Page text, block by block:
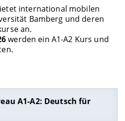
international mobilen
Bamberg und deren
an.
werden ein A1-A2 Kurs und
A1-A2: Deutsch für